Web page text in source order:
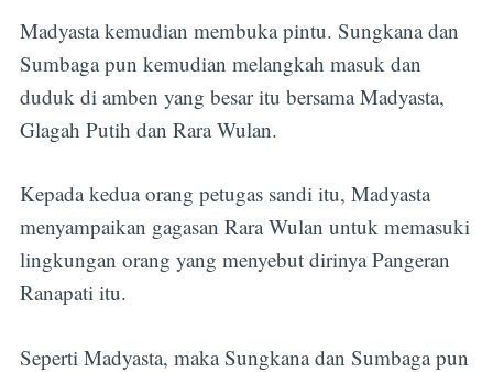
Madyasta kemudian membuka pintu. Sungkana dan
Sumbaga pun kemudian melangkah masuk dan
duduk di amben yang besar itu bersama Madyasta,
Glagah Putih dan Rara Wulan.
Kepada kedua orang petugas sandi itu, Madyasta
menyampaikan gagasan Rara Wulan untuk memasuki
lingkungan orang yang menyebut dirinya Pangeran
Ranapati itu.
Seperti Madyasta, maka Sungkana dan Sumbaga pun